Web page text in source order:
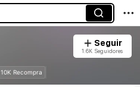
Seguir
1.6K Seguidores
10K Recompra